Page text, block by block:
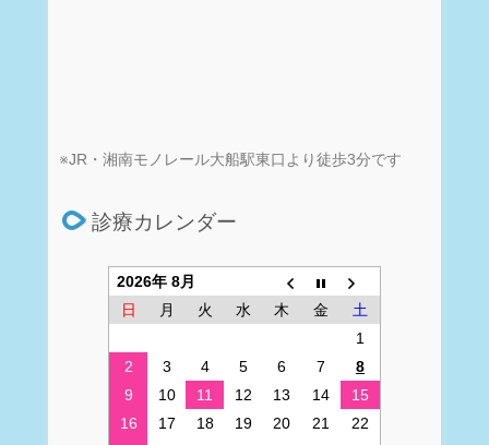
※JR・湘南モノレール大船駅東口より徒歩3分です
診療カレンダー
2026年 8月
日
月 火 水 木 金
土
1
2
3 4 5 6 7
8
9
10 11 12 13 14
15
16
17 18 19 20 21
22